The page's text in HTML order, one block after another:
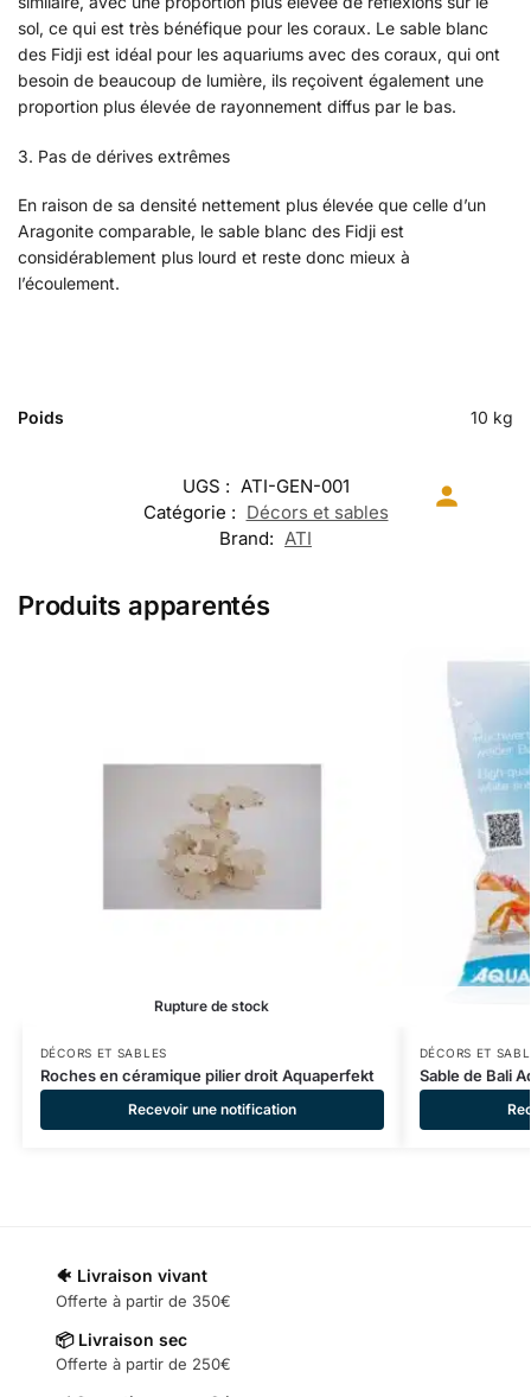
sol, ce qui est très bénéfique pour les coraux. Le sable blanc
des Fidji est idéal pour les aquariums avec des coraux, qui ont
besoin de beaucoup de lumière, ils reçoivent également une
proportion plus élevée de rayonnement diffus par le bas.
3. Pas de dérives extrêmes
En raison de sa densité nettement plus élevée que celle d’un
Aragonite comparable, le sable blanc des Fidji est
considérablement plus lourd et reste donc mieux à
l’écoulement.
Poids 10 kg
UGS : ATI-GEN-001
Catégorie : Décors et sables
Brand: ATI
Produits apparentés
Rupture de stock
DÉCORS ET SABLES
Roches en céramique pilier droit Aquaperfekt
Recevoir une notification
DÉCORS ET
Sable de Bali
🐠 Livraison vivant
Offerte à partir de 350€
📦 Livraison sec
Offerte à partir de 250€